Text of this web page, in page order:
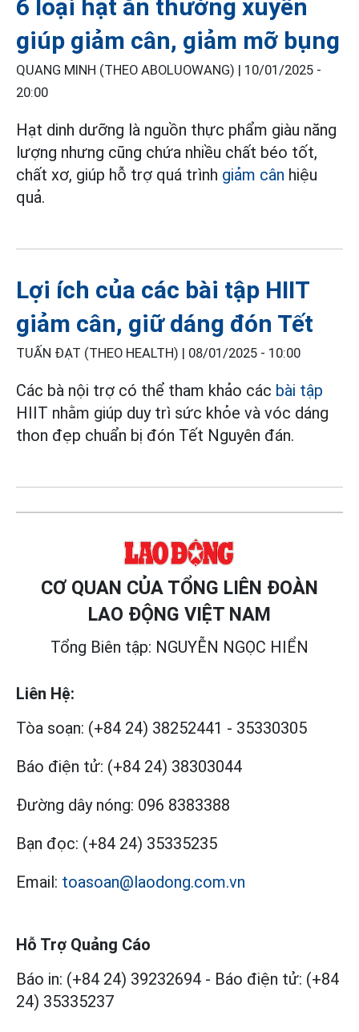
6 loại hạt ăn thường xuyên
giúp giảm cân, giảm mỡ bụng
QUANG MINH (THEO ABOLUOWANG) | 10/01/2025 -
20:00
Hạt dinh dưỡng là nguồn thực phẩm giàu năng
lượng nhưng cũng chứa nhiều chất béo tốt,
chất xơ, giúp hỗ trợ quá trình giảm cân hiệu
quả.
Lợi ích của các bài tập HIIT
giảm cân, giữ dáng đón Tết
TUẤN ĐẠT (THEO HEALTH) | 08/01/2025 - 10:00
Các bà nội trợ có thể tham khảo các bài tập
HIIT nhằm giúp duy trì sức khỏe và vóc dáng
thon đẹp chuẩn bị đón Tết Nguyên đán.
CƠ QUAN CỦA TỔNG LIÊN ĐOÀN
LAO ĐỘNG VIỆT NAM
Tổng Biên tập: NGUYỄN NGỌC HIỂN
Liên Hệ:
Tòa soạn: (+84 24) 38252441 - 35330305
Báo điện tử: (+84 24) 38303044
Đường dây nóng: 096 8383388
Bạn đọc: (+84 24) 35335235
Email: toasoan@laodong.com.vn
Hỗ Trợ Quảng Cáo
Báo in: (+84 24) 39232694 - Báo điện tử: (+84
24) 35335237